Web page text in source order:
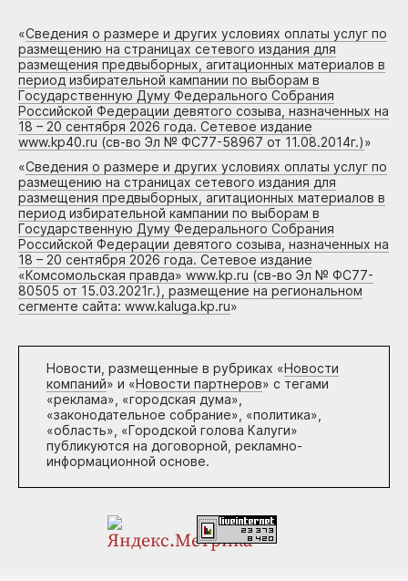
«Сведения о размере и других условиях оплаты услуг по
размещению на страницах сетевого издания для
размещения предвыборных, агитационных материалов в
период избирательной кампании по выборам в
Государственную Думу Федерального Собрания
Российской Федерации девятого созыва, назначенных на
18 – 20 сентября 2026 года. Сетевое издание
www.kp40.ru (св-во Эл № ФС77-58967 от 11.08.2014г.)»
«Сведения о размере и других условиях оплаты услуг по
размещению на страницах сетевого издания для
размещения предвыборных, агитационных материалов в
период избирательной кампании по выборам в
Государственную Думу Федерального Собрания
Российской Федерации девятого созыва, назначенных на
18 – 20 сентября 2026 года. Сетевое издание
«Комсомольская правда» www.kp.ru (св-во Эл № ФС77-
80505 от 15.03.2021г.), размещение на региональном
сегменте сайта: www.kaluga.kp.ru»
Новости, размещенные в рубриках «Новости
компаний» и «Новости партнеров» с тегами
«реклама», «городская дума»,
«законодательное собрание», «политика»,
«область», «Городской голова Калуги»
публикуются на договорной, рекламно-
информационной основе.